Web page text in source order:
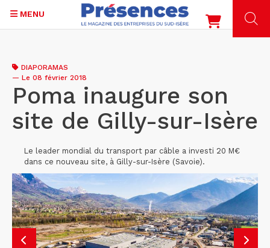
contenu
principal
MENU
DIAPORAMAS
— Le 08 février 2018
Poma inaugure son
site de Gilly-sur-Isère
Le leader mondial du transport par câble a investi 20 M€
dans ce nouveau site, à Gilly-sur-Isère (Savoie).